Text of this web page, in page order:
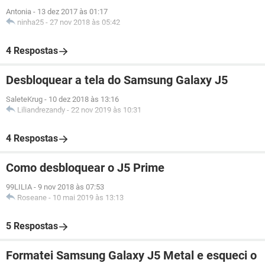
Antonia - 13 dez 2017 às 01:17
ninha25 - 27 nov 2018 às 05:42
4 Respostas
Desbloquear a tela do Samsung Galaxy J5
SaleteKrug - 10 dez 2018 às 13:16
Liliandrezandy - 22 nov 2019 às 10:31
4 Respostas
Como desbloquear o J5 Prime
99LILIA - 9 nov 2018 às 07:53
Roseane - 10 mai 2019 às 13:13
5 Respostas
Formatei Samsung Galaxy J5 Metal e esqueci o